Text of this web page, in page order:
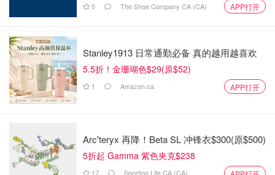
0 The Shoe Company CA (CA) APP打开
Stanley1913 日常通勤必备 真的越用越喜欢
5.5折！金珊瑚色$29(原$52)
1 Amazon.ca APP打开
Arc'teryx 再降！Beta SL 冲锋衣$300(原$500)
5折起 Gamma 紫色夹克$238
17 Sporting Life CA (CA)